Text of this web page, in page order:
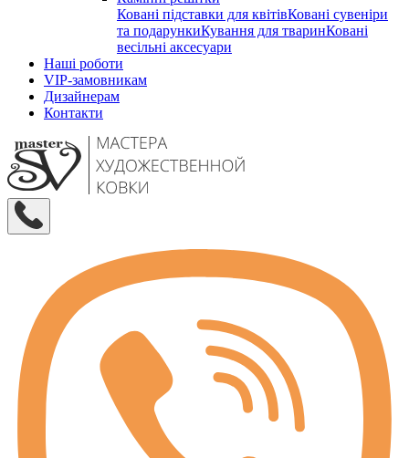
Ковані підставки для квітівКовані сувеніри
та подарункиКування для тваринКовані
весільні аксесуари
Наші роботи
VIP-замовникам
Дизайнерам
Контакти